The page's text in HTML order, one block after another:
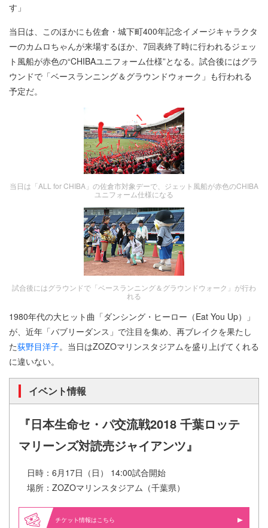
す」
当日は、このほかにも佐倉・城下町400年記念イメージキャラクタ
ーのカムロちゃんが来場するほか、7回表終了時に行われるジェッ
ト風船が赤色の“CHIBAユニフォーム仕様”となる。試合後にはグラ
ウンドで「ベースランニング＆グラウンドウォーク」も行われる
予定だ。
当日は「ALL for CHIBA」の佐倉市対象デーで、ジェット風船が赤色のCHIBA
ユニフォーム仕様になる
試合後にはグラウンドで「ベースランニング＆グラウンドウォーク」が行わ
れる
1980年代の大ヒット曲「ダンシング・ヒーロー（Eat You Up）」
が、近年「バブリーダンス」で注目を集め、再ブレイクを果たし
た荻野目洋子。当日はZOZOマリンスタジアムを盛り上げてくれる
に違いない。
イベント情報
『日本生命セ・パ交流戦2018 千葉ロッテ
マリーンズ対読売ジャイアンツ』
日時：6月17日（日） 14:00試合開始
場所：ZOZOマリンスタジアム（千葉県）
情報はこちら